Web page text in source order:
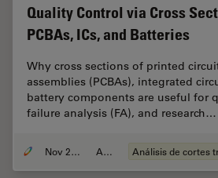
Quality Control via Cross
PCBAs, ICs, and Batteries
Why cross sections of printed
assemblies (PCBAs), integrated
battery components are useful for
failure analysis (FA), and research…
Nov 27, 2023 Article